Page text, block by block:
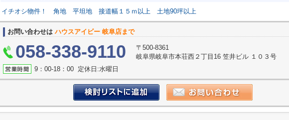
イチオシ物件！ 角地 平坦地 接道幅１５ｍ以上 土地90坪以上
お問い合わせは ハウスアイビー 岐阜店まで
058-338-9110
〒500-8361
岐阜県岐阜市本荘西２丁目16 笠井ビル １０３号
9：00‐18：00 定休日:水曜日